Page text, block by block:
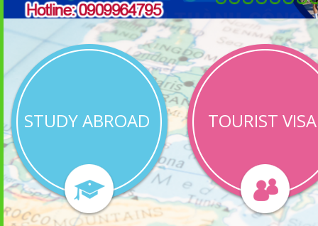
STUDY ABROAD TOURIST VISA